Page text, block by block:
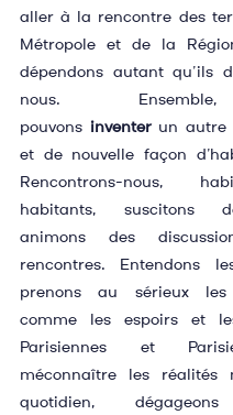
aller à la rencontre des
Métropole et de la
dépendons autant qu’ils
nous.
pouvons inventer un autre
et de nouvelle façon
Rencontrons-nous,
habitants, suscitons
animons des
rencontres. Entendons
prenons au sérieux les
comme les espoirs et
Parisiennes et
méconnaître les réalités
quotidien,